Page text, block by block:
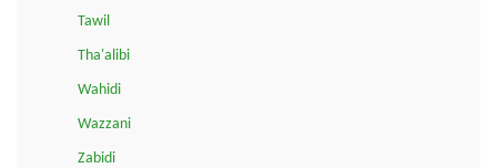
Tawil
Tha'alibi
Wahidi
Wazzani
Zabidi